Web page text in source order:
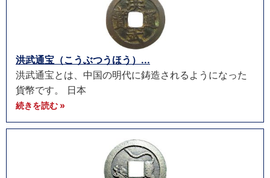
洪武通宝（こうぶつうほう）...
洪武通宝とは、中国の明代に鋳造されるようになった
貨幣です。 日本
続きを読む »